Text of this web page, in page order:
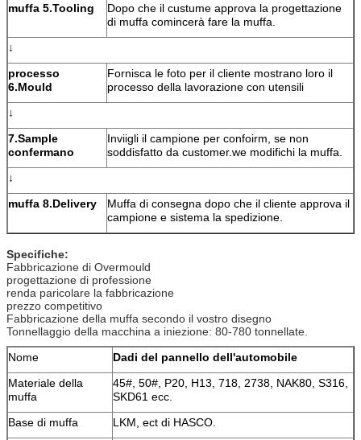
muffa 5.Tooling
Dopo che il custume approva la progettazione
di muffa comincerà fare la muffa.
↓
processo
6.Mould
Fornisca le foto per il cliente mostrano loro il
processo della lavorazione con utensili
↓
7.Sample
confermano
Inviigli il campione per confoirm, se non
soddisfatto da customer.we modifichi la muffa.
↓
muffa 8.Delivery
Muffa di consegna dopo che il cliente approva il
campione e sistema la spedizione.
Specifiche:
Fabbricazione di Overmould
progettazione di professione
renda paricolare la fabbricazione
prezzo competitivo
Fabbricazione della muffa secondo il vostro disegno
Tonnellaggio della macchina a iniezione: 80-780 tonnellate.
Nome
Dadi del pannello dell'automobile
Materiale della
muffa
45#, 50#, P20, H13, 718, 2738, NAK80, S316,
SKD61 ecc.
Base di muffa
LKM, ect di HASCO.